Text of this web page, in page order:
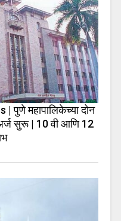
महापालिकेच्या दोन
सुरू | 10 वी आणि 12